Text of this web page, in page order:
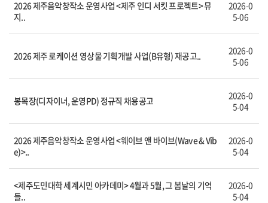
2026 제주음악창작소 운영사업 <제주 인디 서킷 프로젝트> 뮤
지..
2026-0
5-06
2026 제주 로케이션 영상물 기획개발 사업(B유형) 재공고..
2026-0
5-06
봉목장(디자이너, 운영PD) 정규직 채용공고
2026-0
5-04
2026 제주음악창작소 운영사업 <웨이브 앤 바이브(Wave & Vib
e)>..
2026-0
5-04
<제주도민대학 세계시민 아카데미> 4월과 5월, 그 봄날의 기억
들..
2026-0
5-04